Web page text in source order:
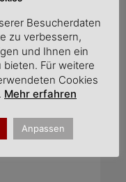
Besucherdaten
zu verbessern,
und Ihnen ein
Für weitere
Cookies
Mehr erfahren
Anpassen